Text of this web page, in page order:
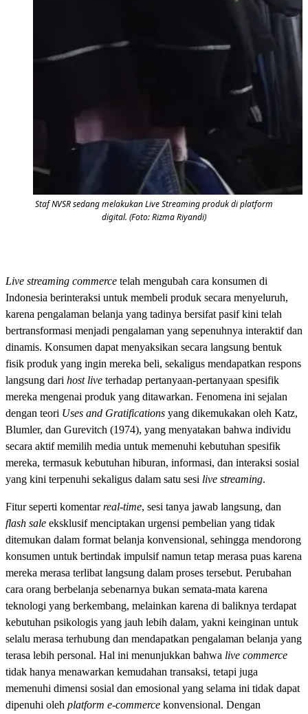
Staf NVSR sedang melakukan Live Streaming produk di platform
digital. (Foto: Rizma Riyandi)
Live streaming commerce telah mengubah cara konsumen di
Indonesia berinteraksi untuk membeli produk secara menyeluruh,
karena pengalaman belanja yang tadinya bersifat pasif kini telah
bertransformasi menjadi pengalaman yang sepenuhnya interaktif dan
dinamis. Konsumen dapat menyaksikan secara langsung bentuk
fisik produk yang ingin mereka beli, sekaligus mendapatkan respons
langsung dari host live terhadap pertanyaan-pertanyaan spesifik
mereka mengenai produk yang ditawarkan. Fenomena ini sejalan
dengan teori Uses and Gratifications yang dikemukakan oleh Katz,
Blumler, dan Gurevitch (1974), yang menyatakan bahwa individu
secara aktif memilih media untuk memenuhi kebutuhan spesifik
mereka, termasuk kebutuhan hiburan, informasi, dan interaksi sosial
yang kini terpenuhi sekaligus dalam satu sesi live streaming.
Fitur seperti komentarreal-time, sesi tanya jawab langsung, dan
flash sale eksklusif menciptakan urgensi pembelian yang tidak
ditemukan dalam format belanja konvensional, sehingga mendorong
konsumen untuk bertindak impulsif namun tetap merasa puas karena
mereka merasa terlibat langsung dalam proses tersebut. Perubahan
cara orang berbelanja sebenarnya bukan semata-mata karena
teknologi yang berkembang, melainkan karena di baliknya terdapat
kebutuhan psikologis yang jauh lebih dalam, yakni keinginan untuk
selalu merasa terhubung dan mendapatkan pengalaman belanja yang
terasa lebih personal. Hal ini menunjukkan bahwa live commerce
tidak hanya menawarkan kemudahan transaksi, tetapi juga
memenuhi dimensi sosial dan emosional yang selama ini tidak dapat
dipenuhi oleh platform e-commerce konvensional. Dengan